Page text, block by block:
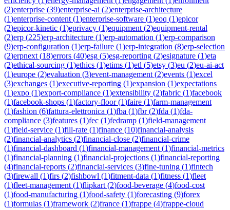
(2)enterprise (39)enterprise-ai (2)enterprise-architecture
(1)enterprise-content (1)enterprise-software (1)eoq (1)epicor
(2)epicor-kinetic (1)eprivacy (1)equipment (2)equipment-rental
(2)erp (225)erp-architecture (1)erp-automation (1)erp-comparison
(9)erp-configuration (1)erp-failure (1)erp-integration (8)erp-selection
(2)erpnext (18)errors (40)esg (5)esg-reporting (2)esignature (1)eta
(2)ethical-sourcing (1)ethics (1)etims (1)etl (5)etsy (3)eu (2)eu-ai-act
(1)europe (2)evaluation (3)event-management (2)events (1)excel
(3)exchanges (1)executive-reporting (1)expansion (1)expectations
(1)expo (1)export-compliance (1)extensibility (2)fabric (1)facebook
(1)facebook-shops (1)factory-floor(1)faire (1)farm-management
(1)fashion (6)fattura-elettronica (1)fba (1)fbr(2)fda (1)fda-
compliance (3)features (1)fec (1)fedramp (1)field-management
(1)field-service (1)fill-rate (1)finance (10)financial-analysis
(2)financial-analytics (2)financial-close (2)financial-crime
(1)financial-dashboard (1)financial-management (1)financial-metrics
(1)financial-planning (1)financial-projections (1)financial-reporting
(4)financial-reports (2)financial-services (3)fine-tuning (1)fintech
(3)firewall (1)firs (2)fishbowl (1)fitment-data (1)fitness (1)fleet
(1)fleet-management (1)flipkart (2)food-beverage (4)food-cost
(1)food-manufacturing (1)food-safety (1)forecasting (9)forex
(1)formulas (1)framework (2)france (1)frappe (4)frappe-cloud